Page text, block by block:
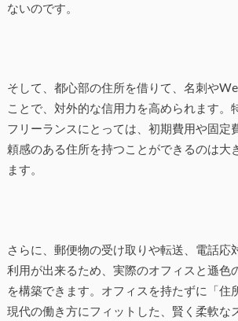
ないのです。
そして、都心部の住所を借りて、名刺や
ことで、対外的な信用力を高められます。
フリーランスにとっては、初期費用や固定
頼感のある住所を持つことができるのは大
ます。
さらに、郵便物の受け取りや転送、電話応
利用が出来るため、実際のオフィスと遜色
を構築できます。オフィスを持たずに「住
現代の働き方にフィットした、賢く柔軟な